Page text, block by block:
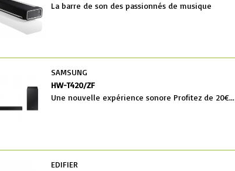
La barre de son des passionnés de musique
SAMSUNG
HW-T420/ZF
Une nouvelle expérience sonore Profitez de 20€...
EDIFIER